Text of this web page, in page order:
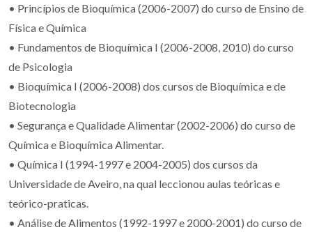
• Princípios de Bioquímica (2006-2007) do curso de Ensino de
Física e Química
• Fundamentos de Bioquímica I (2006-2008, 2010) do curso
de Psicologia
• Bioquímica I (2006-2008) dos cursos de Bioquímica e de
Biotecnologia
• Segurança e Qualidade Alimentar (2002-2006) do curso de
Química e Bioquímica Alimentar.
• Química I (1994-1997 e 2004-2005) dos cursos da
Universidade de Aveiro, na qual leccionou aulas teóricas e
teórico-praticas.
• Análise de Alimentos (1992-1997 e 2000-2001) do curso de